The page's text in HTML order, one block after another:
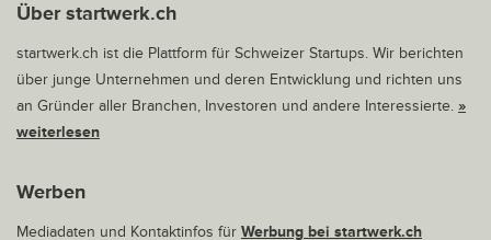
Über startwerk.ch
startwerk.ch ist die Plattform für Schweizer Startups. Wir berichten
über junge Unternehmen und deren Entwicklung und richten uns
an Gründer aller Branchen, Investoren und andere Interessierte. »
weiterlesen
Werben
Mediadaten und Kontaktinfos für Werbung bei startwerk.ch